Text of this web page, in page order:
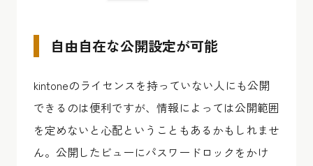
自由自在な公開設定が可能
kintoneのライセンスを持っていない人にも公開
できるのは便利ですが、情報によっては公開範囲
を定めないと心配ということもあるかもしれませ
ん。公開したビューにパスワードロックをかけ